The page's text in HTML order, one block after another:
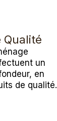
Qualité
un
en
de qualité.